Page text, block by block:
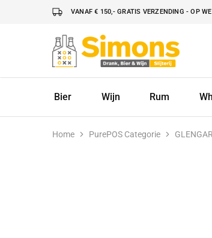
VANAF € 150,- GRATIS VERZENDING - OP
Simonsdrank.nl
Drank,
Bier
Bier
Wijn Rum
Home PurePOS Categorie